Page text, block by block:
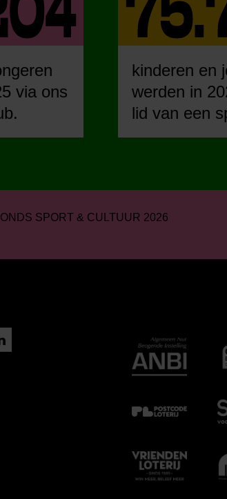
via ons
kinderen en
werden in
lid van een
SPORT & CULTUUR 2026